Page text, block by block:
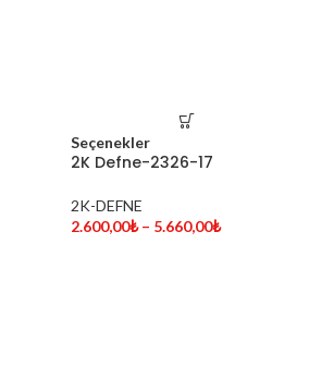
Seçenekler
2K Defne-2326-17
2K-DEFNE
2.600,00₺ – 5.660,00₺